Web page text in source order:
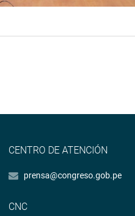
CENTRO DE ATENCIÓN
prensa@congreso.gob.pe
CNC